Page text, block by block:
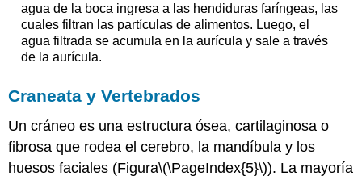
agua de la boca ingresa a las hendiduras faríngeas, las
cuales filtran las partículas de alimentos. Luego, el
agua filtrada se acumula en la aurícula y sale a través
de la aurícula.
Craneata y Vertebrados
Uncráneo es una estructura ósea, cartilaginosa o
fibrosa que rodea el cerebro, la mandíbula y los
huesos faciales (Figura\(\PageIndex{5}\)). La mayoría